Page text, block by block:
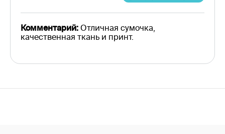
Комментарий: Отличная сумочка,
качественная ткань и принт.